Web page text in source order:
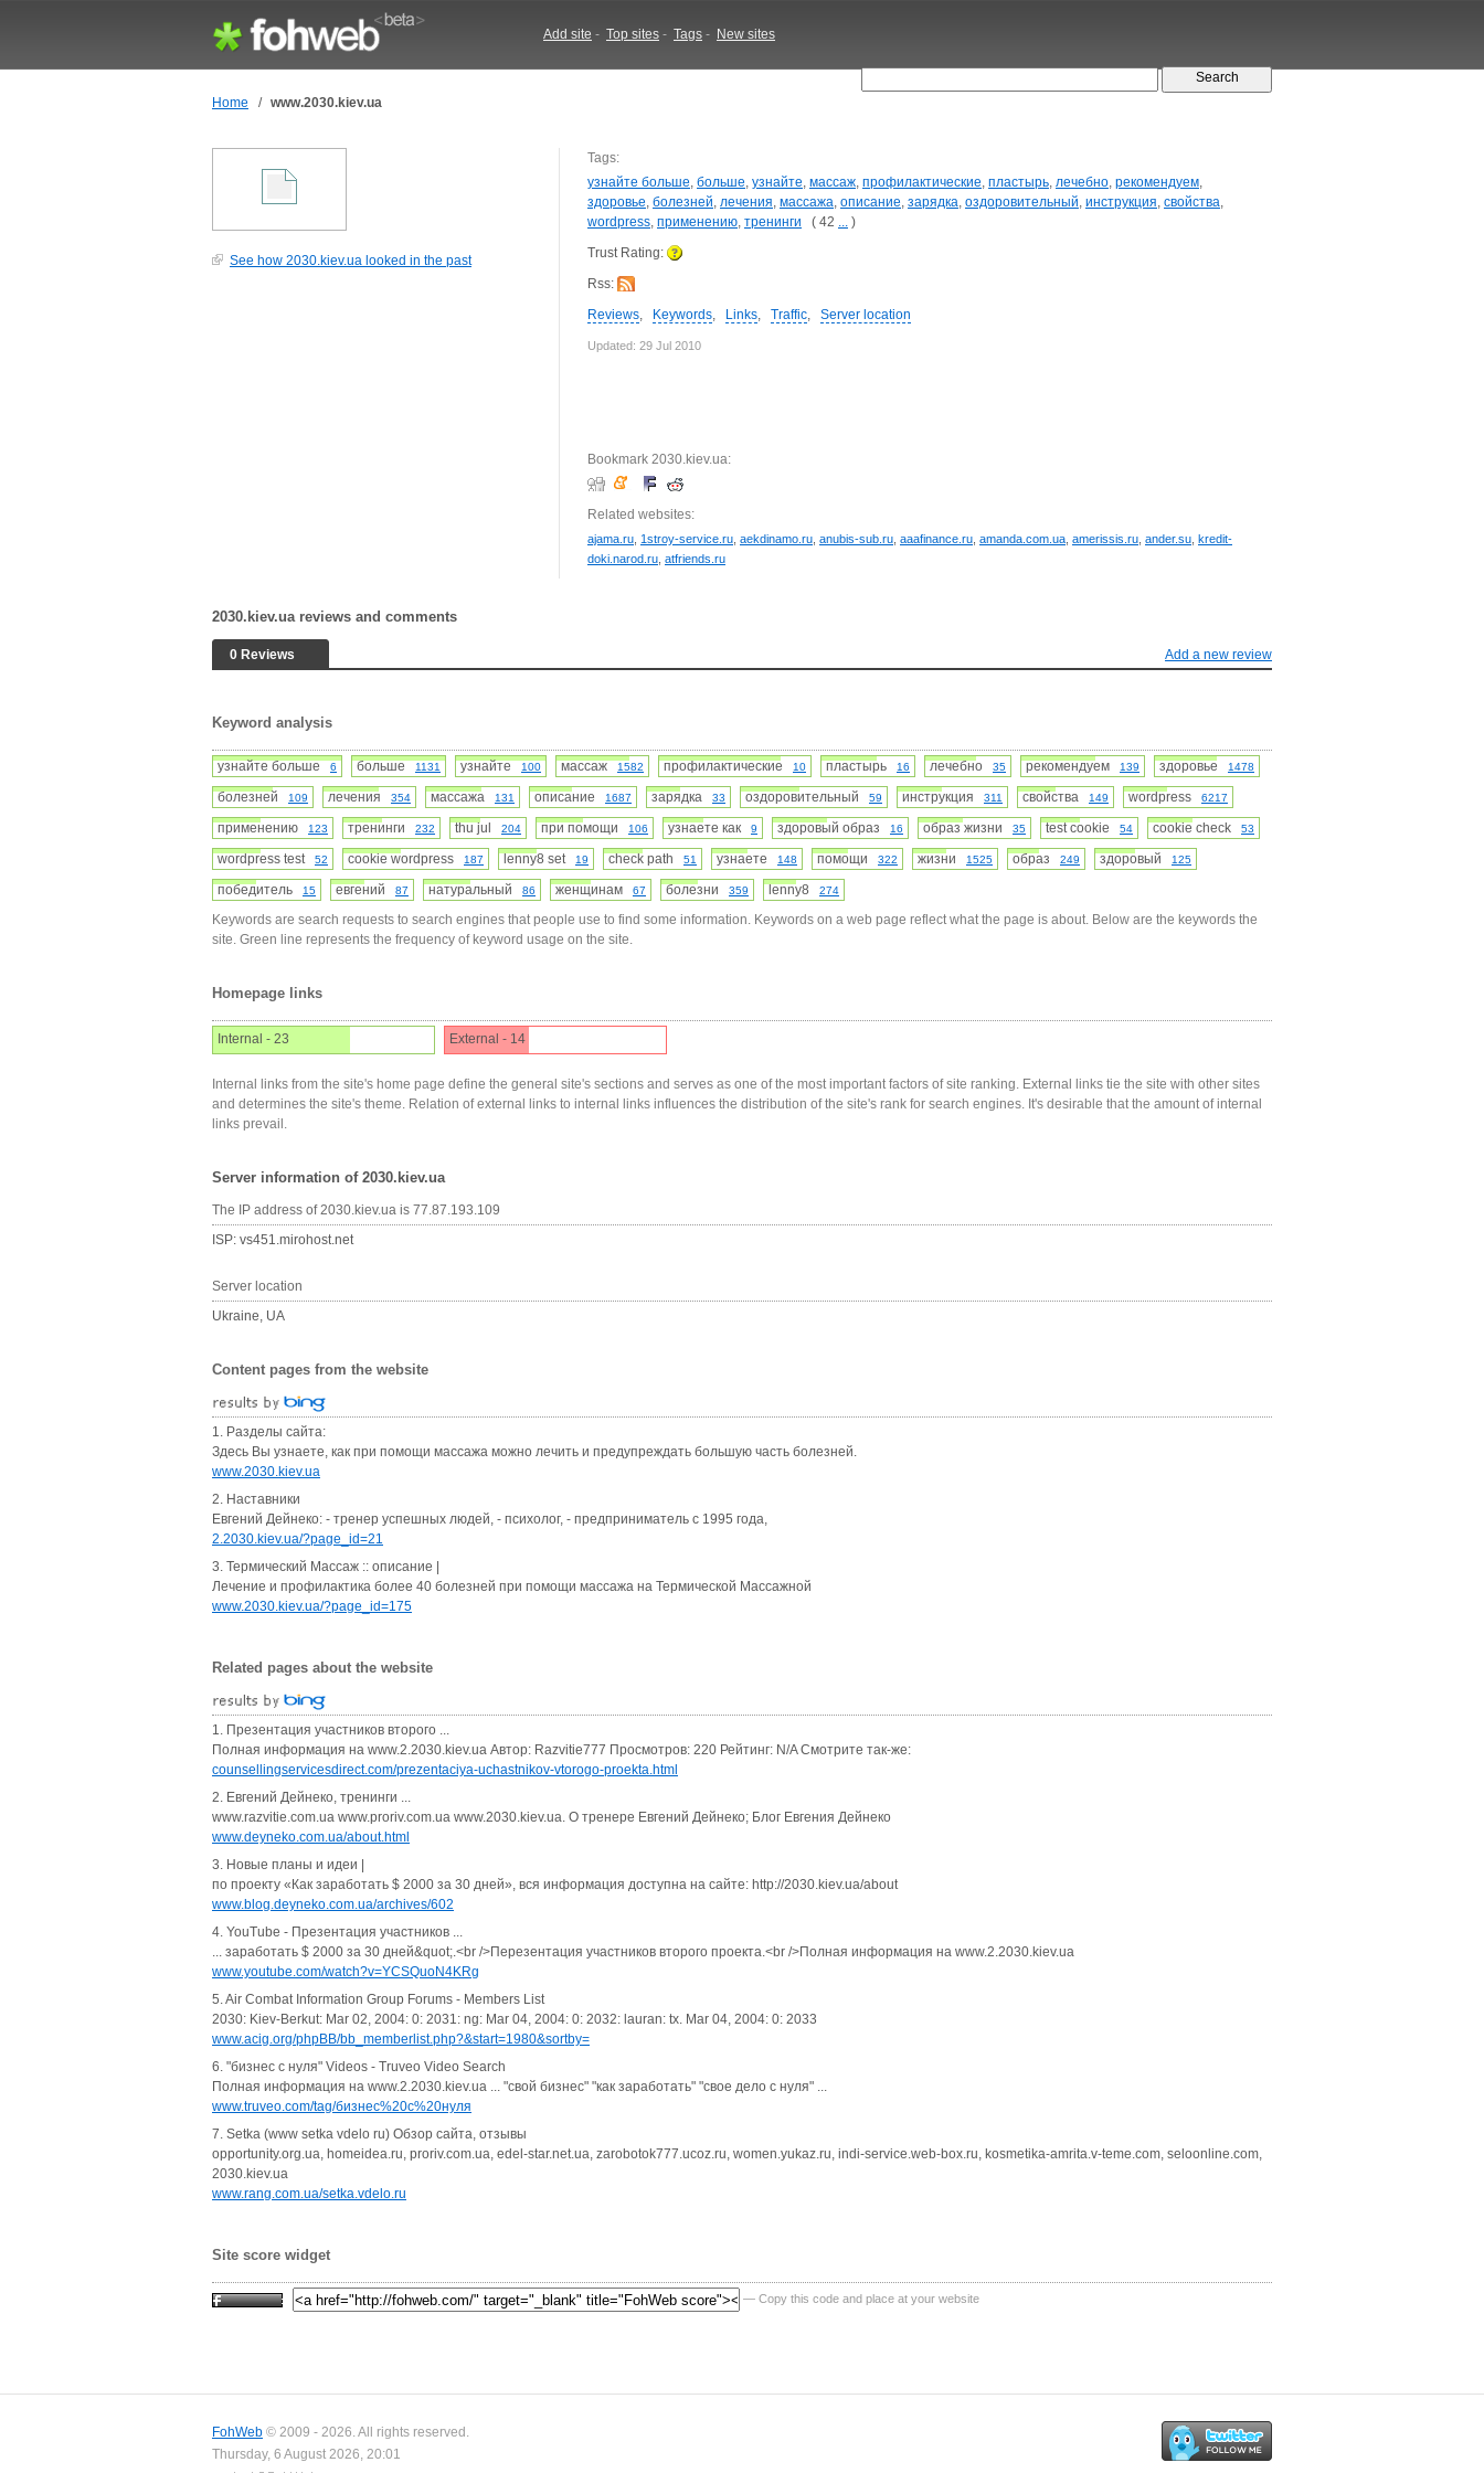
Add site - Top sites - Tags - New sites
Home / www.2030.kiev.ua
See how 2030.kiev.ua looked in the past
Tags:
узнайте больше, больше, узнайте, массаж, профилактические, пластырь, лечебно, рекомендуем,
здоровье, болезней, лечения, массажа, описание, зарядка, оздоровительный, инструкция, свойства,
wordpress, применению, тренинги ( 42 ... )
Trust Rating:
Rss:
Reviews, Keywords, Links, Traffic, Server location
Updated: 29 Jul 2010
Bookmark 2030.kiev.ua:
Related websites:
ajama.ru 1stroy-service.ru aekdinamo.ru anubis-sub.ru aaafinance.ru amanda.com.ua amerissis.ru ander.su kredit-
doki.narod.ru atfriends.ru
2030.kiev.ua reviews and comments
0 Reviews Add a new review
Keyword analysis
узнайте больше 6 больше 1131 узнайте 100 массаж 1582 профилактические 10 пластырь 16 лечебно 35 рекомендуем 139 здоровье 1478
болезней 109 лечения 354 массажа 131 описание 1687 зарядка 33 оздоровительный 59 инструкция 311 свойства 149 wordpress 6217
применению 123 тренинги 232 thu jul 204 при помощи 106 узнаете как 9 здоровый образ 16 образ жизни 35 test cookie 54 cookie check 53
wordpress test 52 cookie wordpress 187 lenny8 set 19 check path 51 узнаете 148 помощи 322 жизни 1525 образ 249 здоровый 125
победитель 15 евгений 87 натуральный 86 женщинам 67 болезни 359 lenny8 274
Keywords are search requests to search engines that people use to find some information. Keywords on a web page reflect what the page is about. Below are the keywords the
site. Green line represents the frequency of keyword usage on the site.
Homepage links
Internal - 23 External - 14
Internal links from the site's home page define the general site's sections and serves as one of the most important factors of site ranking. External links tie the site with other sites
and determines the site's theme. Relation of external links to internal links influences the distribution of the site's rank for search engines. It's desirable that the amount of internal
links prevail.
Server information of 2030.kiev.ua
The IP address of 2030.kiev.ua is 77.87.193.109
ISP: vs451.mirohost.net
Server location
Ukraine, UA
Content pages from the website
1. Разделы сайта:
Здесь Вы узнаете, как при помощи массажа можно лечить и предупреждать большую часть болезней.
www.2030.kiev.ua
2. Наставники
Евгений Дейнеко: - тренер успешных людей, - психолог, - предприниматель с 1995 года,
2.2030.kiev.ua/?page_id=21
3. Термический Массаж :: описание |
Лечение и профилактика более 40 болезней при помощи массажа на Термической Массажной
www.2030.kiev.ua/?page_id=175
Related pages about the website
1. Презентация участников второго ...
Полная информация на www.2.2030.kiev.ua Автор: Razvitie777 Просмотров: 220 Рейтинг: N/A Смотрите так-же:
counsellingservicesdirect.com/prezentaciya-uchastnikov-vtorogo-proekta.html
2. Евгений Дейнеко, тренинги ...
www.razvitie.com.ua www.proriv.com.ua www.2030.kiev.ua. О тренере Евгений Дейнеко; Блог Евгения Дейнеко
www.deyneko.com.ua/about.html
3. Новые планы и идеи |
по проекту «Как заработать $ 2000 за 30 дней», вся информация доступна на сайте: http://2030.kiev.ua/about
www.blog.deyneko.com.ua/archives/602
4. YouTube - Презентация участников ...
... заработать $ 2000 за 30 дней&quot;.<br />Перезентация участников второго проекта.<br />Полная информация на www.2.2030.kiev.ua
www.youtube.com/watch?v=YCSQuoN4KRg
5. Air Combat Information Group Forums - Members List
2030: Kiev-Berkut: Mar 02, 2004: 0: 2031: ng: Mar 04, 2004: 0: 2032: lauran: tx. Mar 04, 2004: 0: 2033
www.acig.org/phpBB/bb_memberlist.php?&start=1980&sortby=
6. "бизнес с нуля" Videos - Truveo Video Search
Полная информация на www.2.2030.kiev.ua ... "свой бизнес" "как заработать" "свое дело с нуля" ...
www.truveo.com/tag/бизнес%20с%20нуля
7. Setka (www setka vdelo ru) Обзор сайта, отзывы
opportunity.org.ua, homeidea.ru, proriv.com.ua, edel-star.net.ua, zarobotok777.ucoz.ru, women.yukaz.ru, indi-service.web-box.ru, kosmetika-amrita.v-teme.com, seloonline.com,
2030.kiev.ua
www.rang.com.ua/setka.vdelo.ru
Site score widget
— Copy this code and place at your website
FohWeb © 2009 - 2026. All rights reserved.
Thursday, 6 August 2026, 20:01